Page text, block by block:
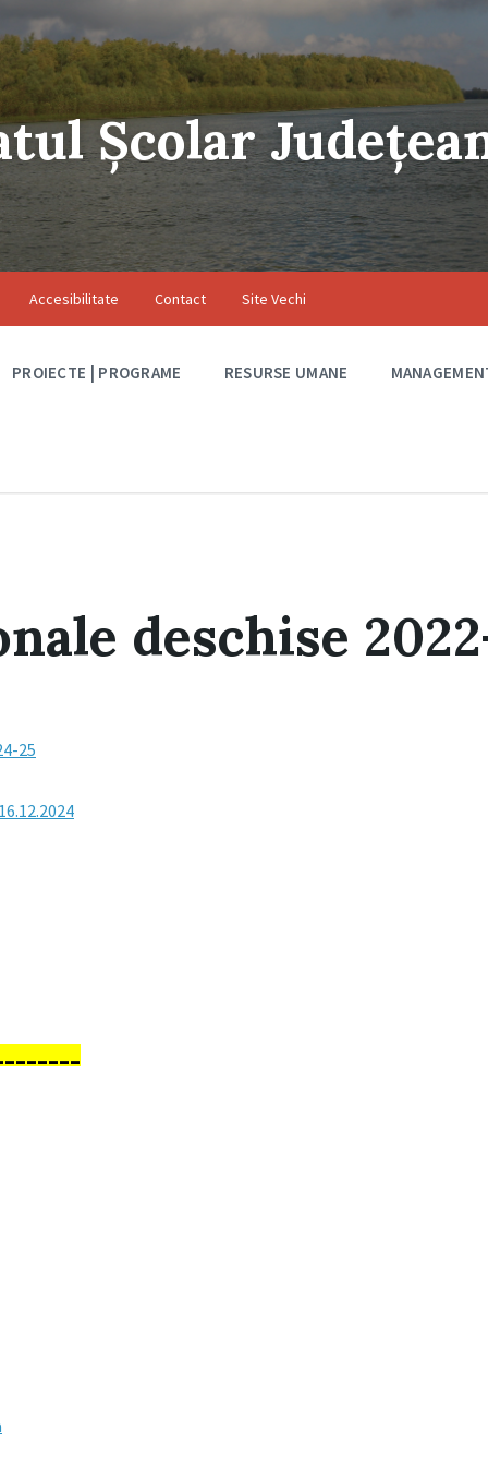
Școlar
Accesibilitate Contact Site Vechi
PROIECTE | PROGRAME RESURSE UMANE
deschise
25